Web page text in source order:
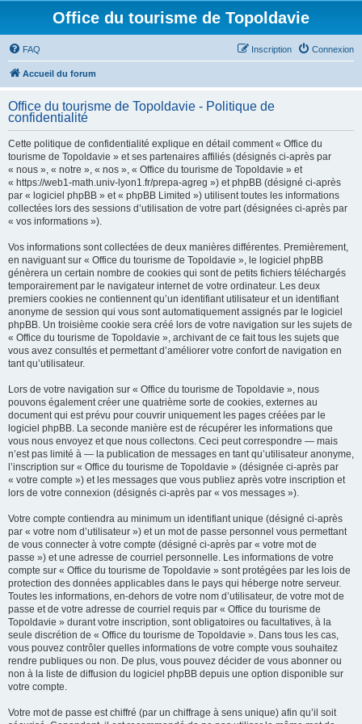
Office du tourisme de Topoldavie
FAQ Connexion
Inscription
Accueil du forum
Office du tourisme de Topoldavie - Politique de
confidentialité
Cette politique de confidentialité explique en détail comment « Office du
tourisme de Topoldavie » et ses partenaires affiliés (désignés ci-après par
« nous », « notre », « nos », « Office du tourisme de Topoldavie » et
« https://web1-math.univ-lyon1.fr/prepa-agreg ») et phpBB (désigné ci-après
par « logiciel phpBB » et « phpBB Limited ») utilisent toutes les informations
collectées lors des sessions d’utilisation de votre part (désignées ci-après par
« vos informations »).
Vos informations sont collectées de deux manières différentes. Premièrement,
en naviguant sur « Office du tourisme de Topoldavie », le logiciel phpBB
génèrera un certain nombre de cookies qui sont de petits fichiers téléchargés
temporairement par le navigateur internet de votre ordinateur. Les deux
premiers cookies ne contiennent qu’un identifiant utilisateur et un identifiant
anonyme de session qui vous sont automatiquement assignés par le logiciel
phpBB. Un troisième cookie sera créé lors de votre navigation sur les sujets de
« Office du tourisme de Topoldavie », archivant de ce fait tous les sujets que
vous avez consultés et permettant d’améliorer votre confort de navigation en
tant qu’utilisateur.
Lors de votre navigation sur « Office du tourisme de Topoldavie », nous
pouvons également créer une quatrième sorte de cookies, externes au
document qui est prévu pour couvrir uniquement les pages créées par le
logiciel phpBB. La seconde manière est de récupérer les informations que
vous nous envoyez et que nous collectons. Ceci peut correspondre — mais
n’est pas limité à — la publication de messages en tant qu’utilisateur anonyme,
l’inscription sur « Office du tourisme de Topoldavie » (désignée ci-après par
« votre compte ») et les messages que vous publiez après votre inscription et
lors de votre connexion (désignés ci-après par « vos messages »).
Votre compte contiendra au minimum un identifiant unique (désigné ci-après
par « votre nom d’utilisateur ») et un mot de passe personnel vous permettant
de vous connecter à votre compte (désigné ci-après par « votre mot de
passe ») et une adresse de courriel personnelle. Les informations de votre
compte sur « Office du tourisme de Topoldavie » sont protégées par les lois de
protection des données applicables dans le pays qui héberge notre serveur.
Toutes les informations, en-dehors de votre nom d’utilisateur, de votre mot de
passe et de votre adresse de courriel requis par « Office du tourisme de
Topoldavie » durant votre inscription, sont obligatoires ou facultatives, à la
seule discrétion de « Office du tourisme de Topoldavie ». Dans tous les cas,
vous pouvez contrôler quelles informations de votre compte vous souhaitez
rendre publiques ou non. De plus, vous pouvez décider de vous abonner ou
non à la liste de diffusion du logiciel phpBB depuis une option disponible sur
votre compte.
Votre mot de passe est chiffré (par un chiffrage à sens unique) afin qu’il soit